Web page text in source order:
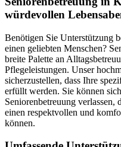
würdevollen
Benötigen Sie Unterstützung
einen geliebten Menschen?
breite Palette an
Pflegeleistungen. Unser
sicherzustellen, dass Ihre
erfüllt werden. Sie können
Seniorenbetreuung
einen respektvollen und
können.